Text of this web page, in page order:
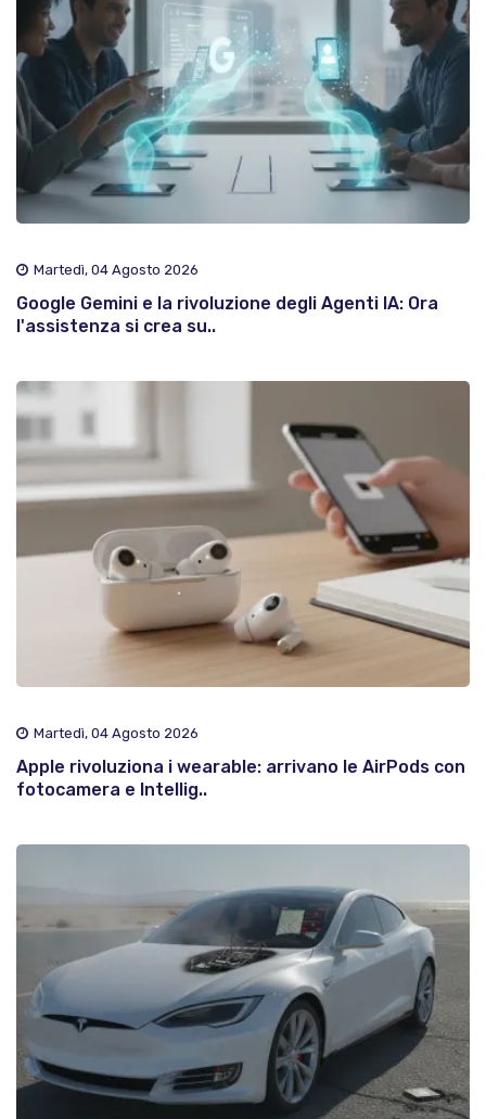
Martedì, 04 Agosto 2026
Google Gemini e la rivoluzione degli Agenti IA: Ora
l'assistenza si crea su..
Martedì, 04 Agosto 2026
Apple rivoluziona i wearable: arrivano le AirPods con
fotocamera e Intellig..